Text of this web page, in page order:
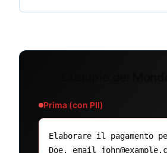
Prima (con PII)
Elaborare il pagamento
Doe, email